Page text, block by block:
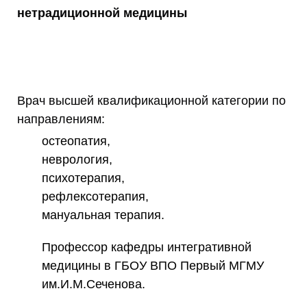
нетрадиционной медицины
Врач высшей квалификационной категории по
направлениям:
остеопатия,
неврология,
психотерапия,
рефлексотерапия,
мануальная терапия.
Профессор кафедры интегративной
медицины в ГБОУ ВПО Первый МГМУ
им.И.М.Сеченова.